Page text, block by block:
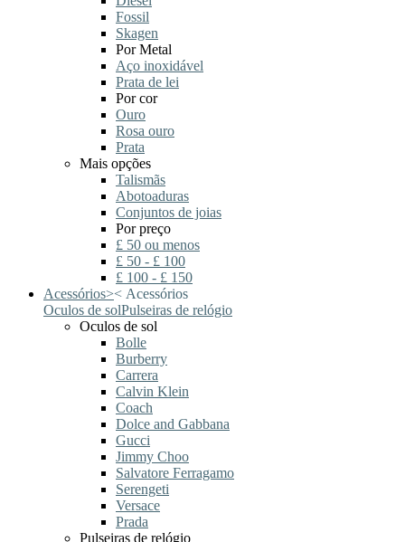
Fossil
Skagen
Por Metal
Aço inoxidável
Prata de lei
Por cor
Ouro
Rosa ouro
Prata
Mais opções
Talismãs
Abotoaduras
Conjuntos de joias
Por preço
£ 50 ou menos
£ 50 - £ 100
£ 100 - £ 150
Acessórios>< Acessórios
Oculos de solPulseiras de relógio
Oculos de sol
Bolle
Burberry
Carrera
Calvin Klein
Coach
Dolce and Gabbana
Gucci
Jimmy Choo
Salvatore Ferragamo
Serengeti
Versace
Prada
Pulseiras de relógio